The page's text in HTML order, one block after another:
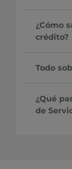
¿Cómo
crédito?
Todo
¿Qué
de